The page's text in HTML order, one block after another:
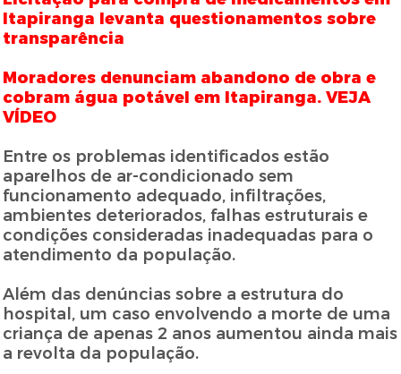
Itapiranga levanta questionamentos sobre
transparência
Moradores denunciam abandono de obra e
cobram água potável em Itapiranga. VEJA
VÍDEO
Entre os problemas identificados estão
aparelhos de ar-condicionado sem
funcionamento adequado, infiltrações,
ambientes deteriorados, falhas estruturais e
condições consideradas inadequadas para o
atendimento da população.
Além das denúncias sobre a estrutura do
hospital, um caso envolvendo a morte de uma
criança de apenas 2 anos aumentou ainda mais
a revolta da população.